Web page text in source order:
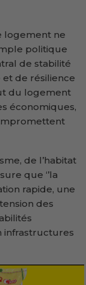
logement ne
politique
de stabilité
de résilience
du logement
économiques,
de l’habitat
que ‘’la
rapide, une
des
infrastructures